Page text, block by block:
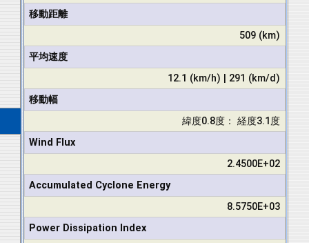
移動距離
509 (km)
平均速度
12.1 (km/h) | 291 (km/d)
移動幅
緯度0.8度： 経度3.1度
Wind Flux
2.4500E+02
Accumulated Cyclone Energy
8.5750E+03
Power Dissipation Index